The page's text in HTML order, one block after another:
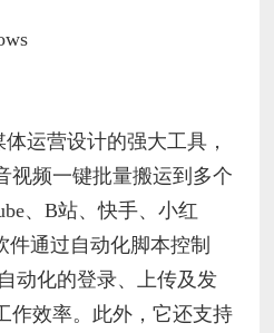
运营设计的强大工具，
视频一键批量搬运到多个
、B站、快手、小红
件通过自动化脚本控制
动化的登录、上传及发
作效率。此外，它还支持